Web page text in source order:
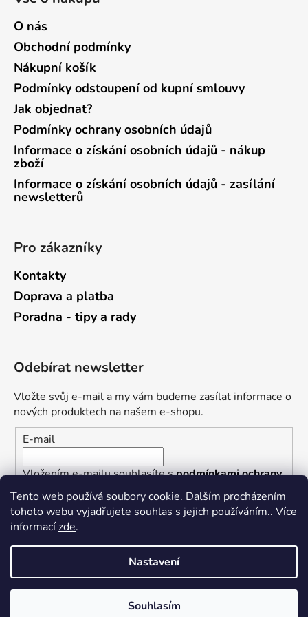
Tento web používá soubory cookie. Dalším procházením
tohoto webu vyjadřujete souhlas s jejich používáním.. Více
informacízde.
Nastavení
Souhlasím
O nás
Obchodní podmínky
Nákupní košík
Podmínky odstoupení od kupní smlouvy
Jak objednat?
Podmínky ochrany osobních údajů
Informace o získání osobních údajů - nákup
zboží
Informace o získání osobních údajů - zasílání
newsletterů
Pro zákazníky
Kontakty
Doprava a platba
Poradna - tipy a rady
Odebírat newsletter
Vložte svůj e-mail a my vám budeme zasílat informace o
nových produktech na našem e-shopu.
E-mail
Vložením e-mailu souhlasíte spodmínkami ochrany
osobních údajů
PŘIHLÁSIT SE
Vytvořil Shoptet
Železářství U Rotta